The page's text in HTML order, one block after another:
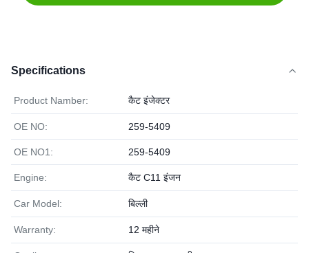
Specifications
Product Namber: कैट इंजेक्टर
OE NO: 259-5409
OE NO1: 259-5409
Engine: कैट C11 इंजन
Car Model: बिल्ली
Warranty: 12 महीने